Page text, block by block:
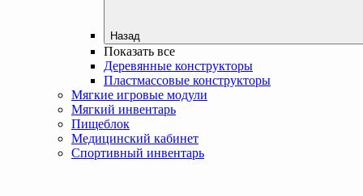
Назад
Показать все
Деревянные конструкторы
Пластмассовые конструкторы
Мягкие игровые модули
Мягкий инвентарь
Пищеблок
Медицинский кабинет
Спортивный инвентарь